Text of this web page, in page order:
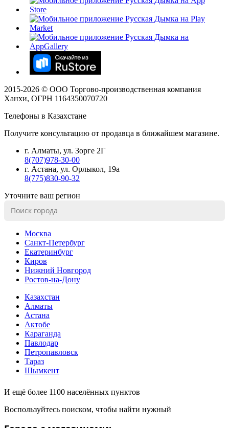
2015-2026 © ООО Торгово-производственная компания
Ханхи, ОГРН 1164350070720
Телефоны в Казахстане
Получите консультацию от продавца в ближайшем магазине.
г. Алматы, ул. Зорге 2Г
8(707)978-30-00
г. Астана, ул. Орлыкол, 19а
8(775)830-90-32
Уточните ваш регион
Москва
Санкт-Петербург
Екатеринбург
Киров
Нижний Новгород
Ростов-на-Дону
Казахстан
Алматы
Астана
Актобе
Караганда
Павлодар
Петропавловск
Тараз
Шымкент
И ещё более 1100 населённых пунктов
Воспользуйтесь поиском, чтобы найти нужный